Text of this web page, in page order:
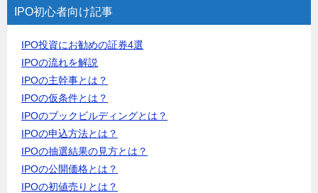
IPO初心者向け記事
IPO投資にお勧めの証券4選
IPOの流れを解説
IPOの主幹事とは？
IPOの仮条件とは？
IPOのブックビルディングとは？
IPOの申込方法とは？
IPOの抽選結果の見方とは？
IPOの公開価格とは？
IPOの初値売りとは？